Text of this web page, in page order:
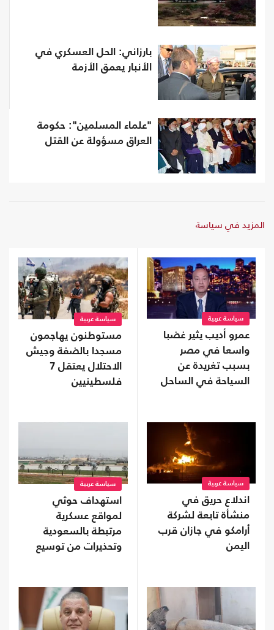
بارزاني: الحل العسكري في
الأنبار يعمق الأزمة
"علماء المسلمين": حكومة
العراق مسؤولة عن القتل
المزيد في سياسة
سياسة عربية
عمرو أديب يثير غضبا
واسعا في مصر
بسبب تغريدة عن
السياحة في الساحل
سياسة عربية
مستوطنون يهاجمون
مسجدا بالضفة وجيش
الاحتلال يعتقل 7
فلسطينيين
سياسة عربية
اندلاع حريق في
منشأة تابعة لشركة
أرامكو في جازان قرب
اليمن
سياسة عربية
استهداف حوثي
لمواقع عسكرية
مرتبطة بالسعودية
وتحذيرات من توسيع